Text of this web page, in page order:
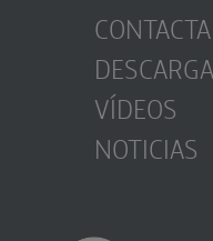
CONTACTA
VÍDEOS
NOTICIAS